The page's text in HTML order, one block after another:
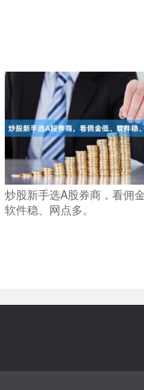
炒股新手选A股券商，看佣金
软件稳、网点多。